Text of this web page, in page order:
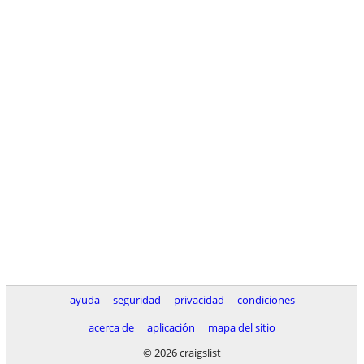
ayuda seguridad privacidad
condiciones
acerca de
aplicación
mapa del sitio
© 2026 craigslist